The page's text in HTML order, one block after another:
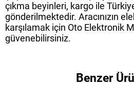
çıkma beyinleri, kargo ile
gönderilmektedir. Aracınızın
karşılamak için Oto Elektronik
güvenebilirsiniz.
Benzer